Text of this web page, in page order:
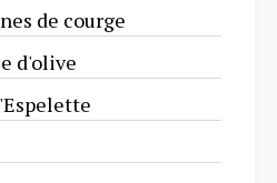
de courge
d'olive